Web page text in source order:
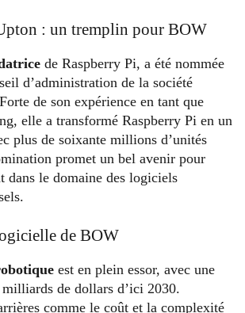
: un tremplin pour BOW
de Raspberry Pi, a été nommée
d’administration de la société
de son expérience en tant que
elle a transformé Raspberry Pi en un
plus de soixante millions d’unités
promet un bel avenir pour
dans le domaine des logiciels
de BOW
est en plein essor, avec une
de dollars d’ici 2030.
comme le coût et la complexité